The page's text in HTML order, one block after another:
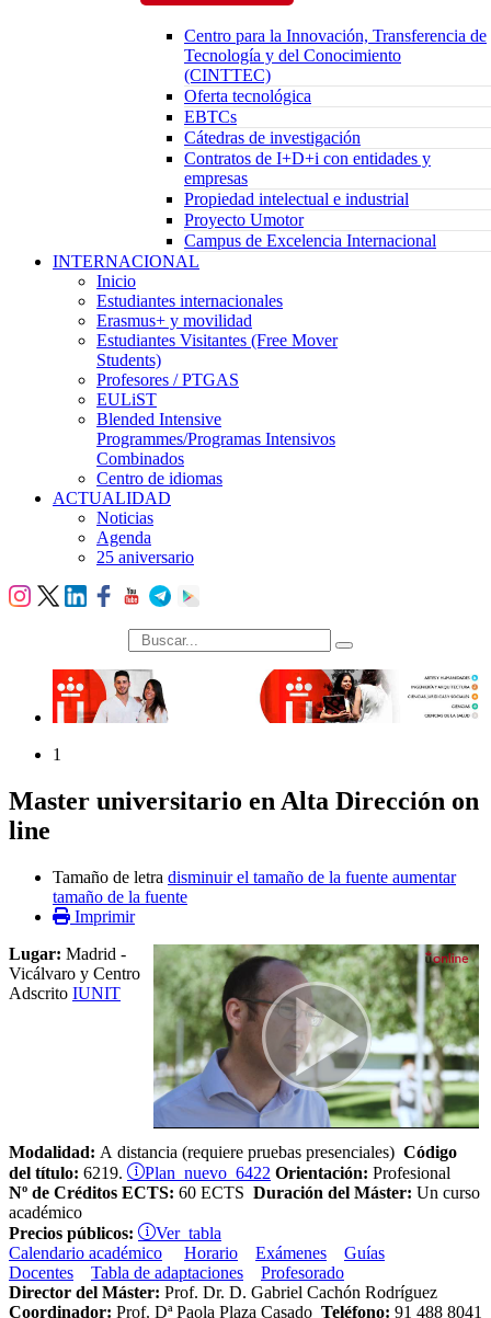
Centro para la Innovación, Transferencia de
Tecnología y del Conocimiento
(CINTTEC)
Oferta tecnológica
EBTCs
Cátedras de investigación
Contratos de I+D+i con entidades y
empresas
Propiedad intelectual e industrial
Proyecto Umotor
Campus de Excelencia Internacional
INTERNACIONAL
Inicio
Estudiantes internacionales
Erasmus+ y movilidad
Estudiantes Visitantes (Free Mover
Students)
Profesores / PTGAS
EULiST
Blended Intensive
Programmes/Programas Intensivos
Combinados
Centro de idiomas
ACTUALIDAD
Noticias
Agenda
25 aniversario
búsqueda
1
Master universitario en Alta Dirección on
line
Tamaño de letra disminuir el tamaño de la fuente aumentar
tamaño de la fuente
Imprimir
Lugar: Madrid -
Vicálvaro y Centro
Adscrito IUNIT
Modalidad: A distancia (requiere pruebas presenciales) Código
del título: 6219. Plan nuevo 6422 Orientación: Profesional
Nº de Créditos ECTS: 60 ECTS Duración del Máster: Un curso
académico
Precios públicos:
Ver tabla
Calendario académico Horario Exámenes
Guías
Docentes
Tabla de adaptaciones
Profesorado
Director del Máster: Prof. Dr. D. Gabriel Cachón Rodríguez
Coordinador: Prof. Dª Paola Plaza Casado Teléfono: 91 488 8041